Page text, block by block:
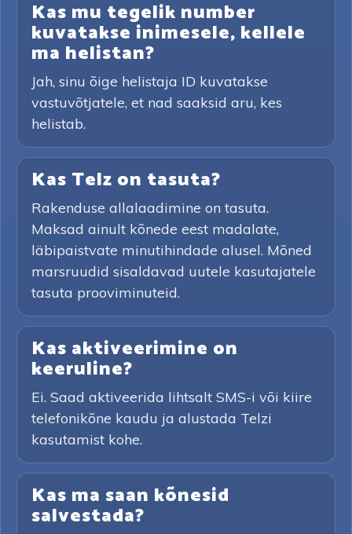
Kas mu tegelik number
kuvatakse inimesele, kellele
ma helistan?
Jah, sinu õige helistaja ID kuvatakse
vastuvõtjatele, et nad saaksid aru, kes
helistab.
Kas Telz on tasuta?
Rakenduse allalaadimine on tasuta.
Maksad ainult kõnede eest madalate,
läbipaistvate minutihindade alusel. Mõned
marsruudid sisaldavad uutele kasutajatele
tasuta prooviminuteid.
Kas aktiveerimine on
keeruline?
Ei. Saad aktiveerida lihtsalt SMS-i või kiire
telefonikõne kaudu ja alustada Telzi
kasutamist kohe.
Kas ma saan kõnesid
salvestada?